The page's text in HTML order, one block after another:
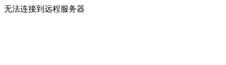
无法连接到远程服务器